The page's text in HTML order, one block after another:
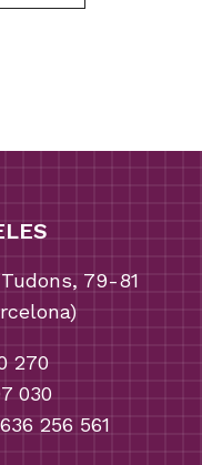
79-81
270
030
256 561